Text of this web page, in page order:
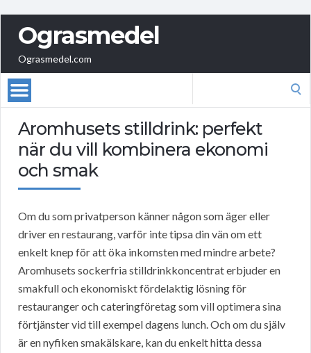
Ograsmedel
Ograsmedel.com
Aromhusets stilldrink: perfekt
när du vill kombinera ekonomi
och smak
Om du som privatperson känner någon som äger eller
driver en restaurang, varför inte tipsa din vän om ett
enkelt knep för att öka inkomsten med mindre arbete?
Aromhusets sockerfria stilldrinkkoncentrat erbjuder en
smakfull och ekonomiskt fördelaktig lösning för
restauranger och cateringföretag som vill optimera sina
förtjänster vid till exempel dagens lunch. Och om du själv
är en nyfiken smakälskare, kan du enkelt hitta dessa